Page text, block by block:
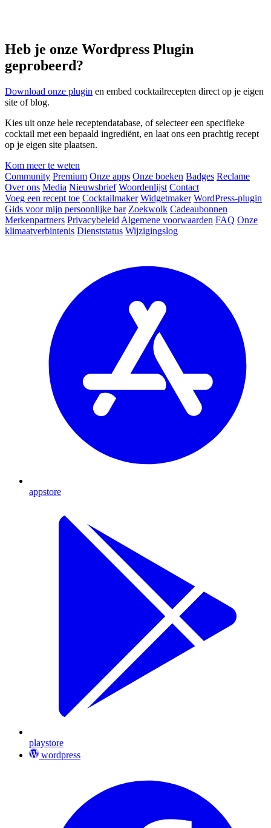
Heb je onze Wordpress Plugin
geprobeerd?
Download onze plugin en embed cocktailrecepten direct op je eigen
site of blog.
Kies uit onze hele receptendatabase, of selecteer een specifieke
cocktail met een bepaald ingrediënt, en laat ons een prachtig recept
op je eigen site plaatsen.
Kom meer te weten
Community Premium Onze apps Onze boeken Badges Reclame
Over ons Media Nieuwsbrief Woordenlijst Contact
Voeg een recept toe Cocktailmaker Widgetmaker WordPress-plugin
Gids voor mijn persoonlijke bar Zoekwolk Cadeaubonnen
Merkenpartners Privacybeleid Algemene voorwaarden FAQ Onze
klimaatverbintenis Dienststatus Wijzigingslog
appstore
playstore
wordpress